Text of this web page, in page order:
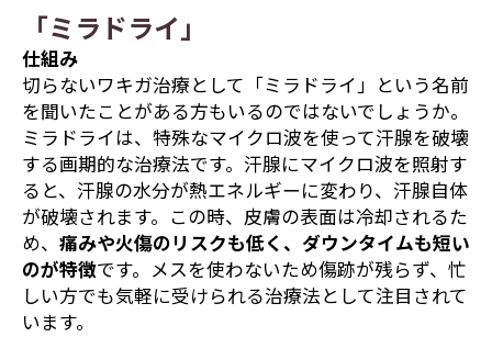
「ミラドライ」
仕組み
切らないワキガ治療として「ミラドライ」という名前
を聞いたことがある方もいるのではないでしょうか。
ミラドライは、特殊なマイクロ波を使って汗腺を破壊
する画期的な治療法です。汗腺にマイクロ波を照射す
ると、汗腺の水分が熱エネルギーに変わり、汗腺自体
が破壊されます。この時、皮膚の表面は冷却されるた
め、 痛みや火傷のリスクも低く、ダウンタイムも短い
のが特徴です。メスを使わないため傷跡が残らず、忙
しい方でも気軽に受けられる治療法として注目されて
います。